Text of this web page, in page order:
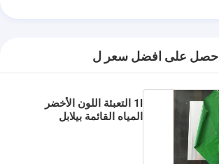
احصل على افضل سعر ل
1l التعبئة اللون الأخضر
المياه القائمة بيلابل